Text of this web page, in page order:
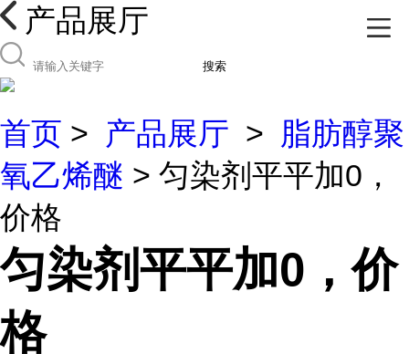
产品展厅
搜索
首页 > 产品展厅 > 脂肪醇聚
氧乙烯醚 > 匀染剂平平加0，
价格
匀染剂平平加0，价
格